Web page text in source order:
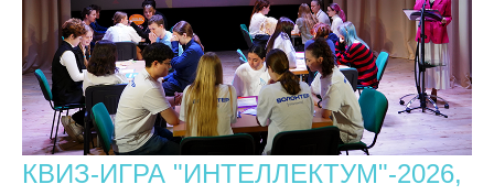
КВИЗ-ИГРА "ИНТЕЛЛЕКТУМ"-2026,